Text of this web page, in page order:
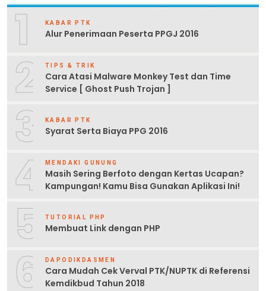
1 KABAR PTK
Alur Penerimaan Peserta PPGJ 2016
2 TIPS & TRIK
Cara Atasi Malware Monkey Test dan Time
Service [ Ghost Push Trojan ]
3 KABAR PTK
Syarat Serta Biaya PPG 2016
4 MENDAKI GUNUNG
Masih Sering Berfoto dengan Kertas Ucapan?
Kampungan! Kamu Bisa Gunakan Aplikasi Ini!
5 TUTORIAL PHP
Membuat Link dengan PHP
6 DAPODIKDASMEN
Cara Mudah Cek Verval PTK/NUPTK di Referensi
Kemdikbud Tahun 2018